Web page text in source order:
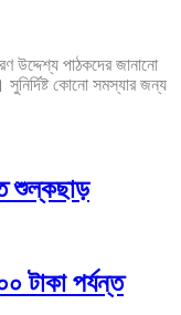
উদ্দেশ্য পাঠকদের জানানো
সুনির্দিষ্ট কোনো সমস্যার জন্য
শুল্কছাড়
টাকা পর্যন্ত